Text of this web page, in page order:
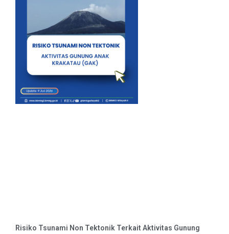
Risiko Tsunami Non Tektonik Terkait Aktivitas Gunung